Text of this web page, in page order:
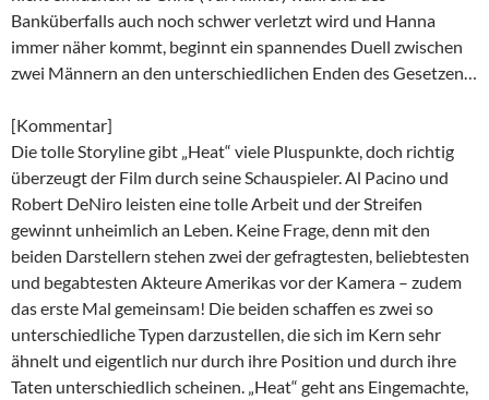
Banküberfalls auch noch schwer verletzt wird und Hanna
immer näher kommt, beginnt ein spannendes Duell zwischen
zwei Männern an den unterschiedlichen Enden des Gesetzen…
[Kommentar]
Die tolle Storyline gibt „Heat“ viele Pluspunkte, doch richtig
überzeugt der Film durch seine Schauspieler. Al Pacino und
Robert DeNiro leisten eine tolle Arbeit und der Streifen
gewinnt unheimlich an Leben. Keine Frage, denn mit den
beiden Darstellern stehen zwei der gefragtesten, beliebtesten
und begabtesten Akteure Amerikas vor der Kamera – zudem
das erste Mal gemeinsam! Die beiden schaffen es zwei so
unterschiedliche Typen darzustellen, die sich im Kern sehr
ähnelt und eigentlich nur durch ihre Position und durch ihre
Taten unterschiedlich scheinen. „Heat“ geht ans Eingemachte,